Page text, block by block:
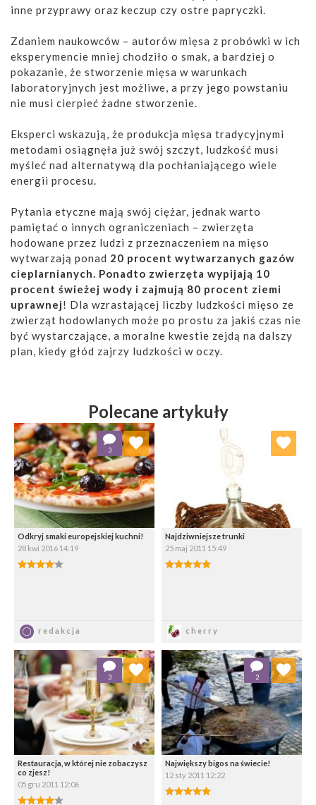
inne przyprawy oraz keczup czy ostre papryczki.
Zdaniem naukowców – autorów mięsa z probówki w ich
eksperymencie mniej chodziło o smak, a bardziej o
pokazanie, że stworzenie mięsa w warunkach
laboratoryjnych jest możliwe, a przy jego powstaniu
nie musi cierpieć żadne stworzenie.
Eksperci wskazują, że produkcja mięsa tradycyjnymi
metodami osiągnęła już swój szczyt, ludzkość musi
myśleć nad alternatywą dla pochłaniającego wiele
energii procesu.
Pytania etyczne mają swój ciężar, jednak warto
pamiętać o innych ograniczeniach – zwierzęta
hodowane przez ludzi z przeznaczeniem na mięso
wytwarzają ponad 20 procent wytwarzanych gazów
cieplarnianych. Ponadto zwierzęta wypijają 10
procent świeżej wody i zajmują 80 procent ziemi
uprawnej! Dla wzrastającej liczby ludzkości mięso ze
zwierząt hodowlanych może po prostu za jakiś czas nie
być wystarczające, a moralne kwestie zejdą na dalszy
plan, kiedy głód zajrzy ludzkości w oczy.
Polecane artykuły
Odkryj smaki europejskiej kuchni!
28 kwi 2016 14:19
4.00/5
redakcja
3
Dodaj do ulubionych
Wybierz listę:
Najdziwniejsze trunki
25 maj 2011 15:49
5.00/5
cherry
Dodaj do ulubionych
Wybierz listę:
Restauracja, w której nie zobaczysz
co zjesz!
05 gru 2011 12:06
4.00/5
3
Dodaj do ulubionych
Wybierz listę:
Największy bigos na świecie!
12 sty 2011 12:22
5.00/5
2
Dodaj do ulubionych
Wybierz listę: